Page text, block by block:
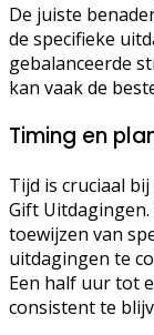
De juiste
de specifieke
gebalanceerde
kan vaak de
Timing en
Tijd is cruciaal
Gift
toewijzen van
uitdagingen te
Een half uur tot
consistent te